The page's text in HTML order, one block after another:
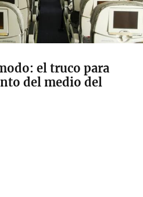
el truco para
del medio del